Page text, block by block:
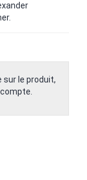
sur le produit,